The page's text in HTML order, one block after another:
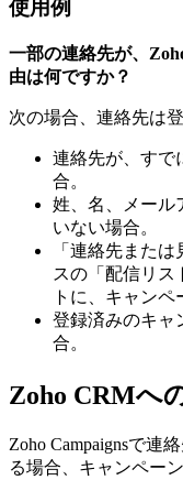
使用例
一部の連絡先が、
由は何ですか？
次の場合、連絡先は
連絡先が、すで
合。
姓、名、メール
いない場合。
「連絡先また
スの「配信リス
トに、キャンペ
登録済みのキャ
合。
Zoho CRMへ
Zoho Campaignsで連
る場合、キャンペー